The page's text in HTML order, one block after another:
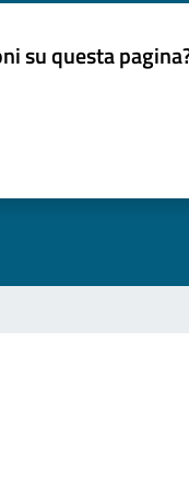
su questa